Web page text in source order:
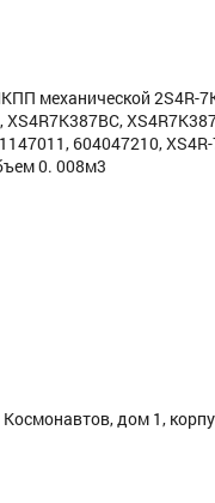
механической 2S4R-
604047210, XS4R-
0. 008м3
дом 1,